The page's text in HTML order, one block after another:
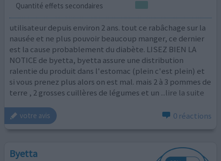
Quantité effets secondaires
utilisateur depuis environ 2 ans. tout ce rabâchage sur la
nausée et ne plus pouvoir beaucoup manger, ce dernier
est la cause probablement du diabète. LISEZ BIEN LA
NOTICE de byetta, byetta assure une distribution
ralentie du produit dans l'estomac (plein c'est plein) et
si vous prenez plus alors on est mal. mais 2 à 3 pommes de
terre , 2 grosses cuillères de légumes et un ...lire la suite
votre avis 0 réactions
Byetta